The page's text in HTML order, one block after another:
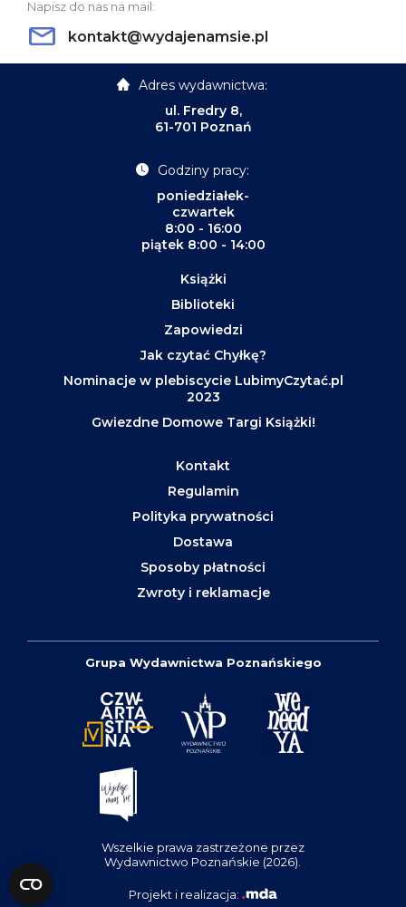
Napisz do nas na mail:
kontakt@wydajenamsie.pl
Adres wydawnictwa:
ul. Fredry 8,
61-701 Poznań
Godziny pracy:
poniedziałek-
czwartek
8:00 - 16:00
piątek 8:00 - 14:00
Książki
Biblioteki
Zapowiedzi
Jak czytać Chyłkę?
Nominacje w plebiscycie LubimyCzytać.pl
2023
Gwiezdne Domowe Targi Książki!
Kontakt
Regulamin
Polityka prywatności
Dostawa
Sposoby płatności
Zwroty i reklamacje
Grupa Wydawnictwa Poznańskiego
Wszelkie prawa zastrzeżone przez
Wydawnictwo Poznańskie (2026).
Projekt i realizacja: